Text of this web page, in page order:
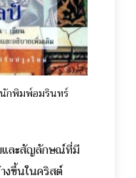
กพิมพ์อมรินทร์
และสัญลักษณ์ที่มี
งขึ้นในคริสต์